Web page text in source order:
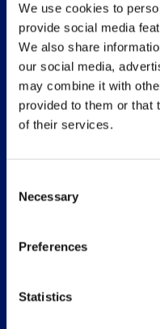
We use cookies to
provide social media
We also share
our social media,
may combine it with
provided to them or that
of their services.
Selection
Necessary
Preferences
Statistics
67
Tuotteita
Viljelijöille ja
miljoonaa